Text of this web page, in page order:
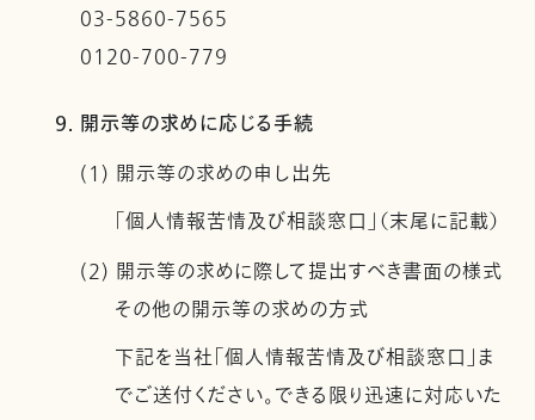
03-5860-7565
0120-700-779
9. 開示等の求めに応じる手続
(1) 開示等の求めの申し出先
「個人情報苦情及び相談窓口」（末尾に記載）
(2) 開示等の求めに際して提出すべき書面の様式
その他の開示等の求めの方式
下記を当社「個人情報苦情及び相談窓口」ま
でご送付ください。できる限り迅速に対応いた